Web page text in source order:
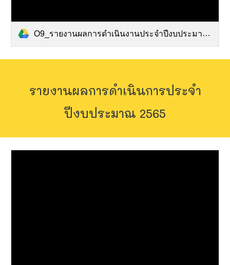
O9_รายงานผลการดำเนินงานประจำปีงบประมาณ.pdf
รายงานผลการดำเนินการประจำ
ปีงบประมาณ 2565